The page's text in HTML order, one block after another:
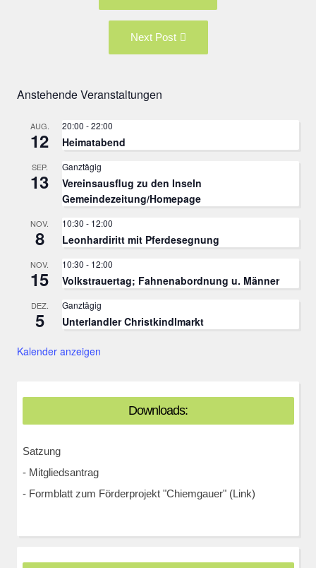
post:
Next Post
Post:
Anstehende Veranstaltungen
AUG.
12
20:00 -22:00
Heimatabend
SEP.
13
Ganztägig
Vereinsausflug zu den Inseln
Gemeindezeitung/Homepage
NOV.
8
10:30 - 12:00
Leonhardiritt mit Pferdesegnung
NOV.
15
10:30 - 12:00
Volkstrauertag; Fahnenabordnung u. Männer
DEZ.
5
Ganztägig
Unterlandler Christkindlmarkt
Kalender anzeigen
Downloads:
Satzung
- Mitgliedsantrag
- Formblatt zum Förderprojekt "Chiemgauer" (Link)